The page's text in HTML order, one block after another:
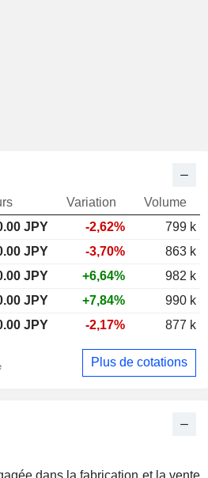
dans la fabrication et la vente
Variation
Volume
JPY -2,62%
799 k
JPY -3,70%
863 k
JPY +6,64%
982 k
JPY +7,84%
990 k
JPY -2,17% 877 k
Plus de cotations